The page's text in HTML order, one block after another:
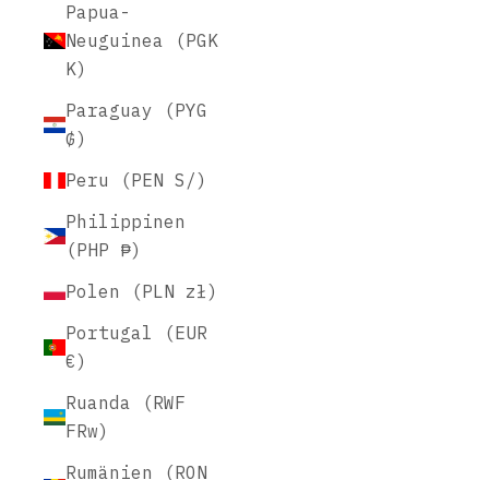
Papua-
Neuguinea (PGK
K)
Paraguay (PYG
₲)
Peru (PEN S/)
Philippinen
(PHP ₱)
Polen (PLN zł)
Portugal (EUR
€)
Ruanda (RWF
FRw)
Rumänien (RON